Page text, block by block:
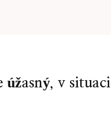
v situaci